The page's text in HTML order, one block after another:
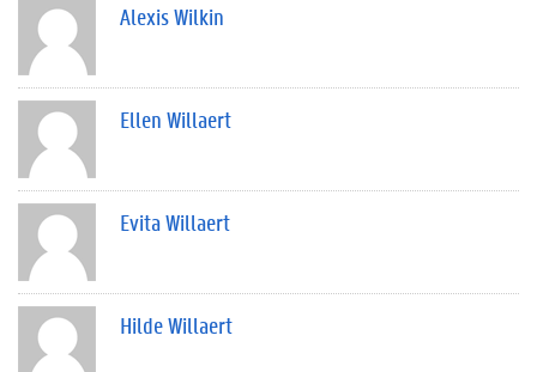
Alexis Wilkin
Ellen Willaert
Evita Willaert
Hilde Willaert